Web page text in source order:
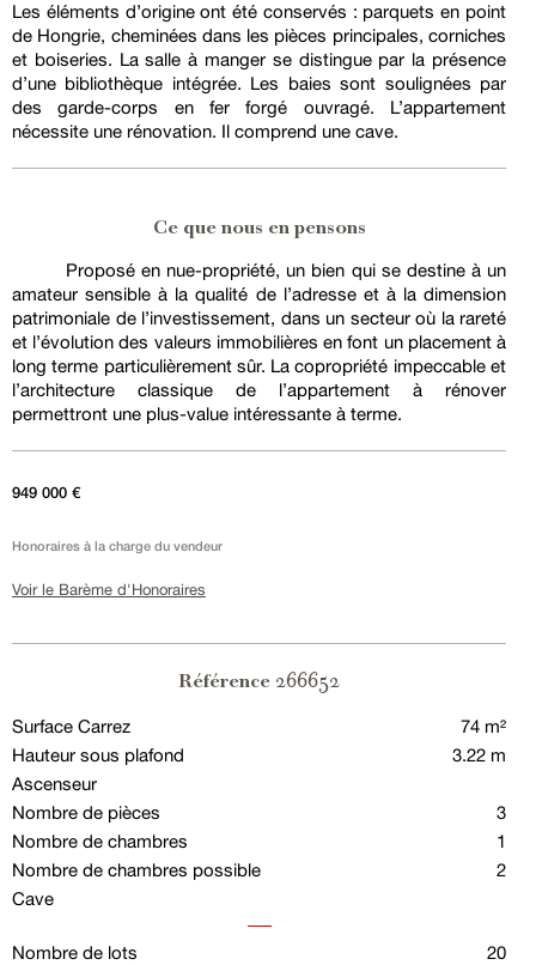
Les éléments d’origine ont été conservés : parquets en point
de Hongrie, cheminées dans les pièces principales, corniches
et boiseries. La salle à manger se distingue par la présence
d’une bibliothèque intégrée. Les baies sont soulignées par
des garde-corps en fer forgé ouvragé. L’appartement
nécessite une rénovation. Il comprend une cave.
Ce que nous en pensons
Proposé en nue-propriété, un bien qui se destine à un
amateur sensible à la qualité de l’adresse et à la dimension
patrimoniale de l’investissement, dans un secteur où la rareté
et l’évolution des valeurs immobilières en font un placement à
long terme particulièrement sûr. La copropriété impeccable et
l’architecture classique de l’appartement à rénover
permettront une plus-value intéressante à terme.
949 000 €
Honoraires à la charge du vendeur
Voir le Barème d'Honoraires
Référence 266652
Surface Carrez
74 m²
Hauteur sous plafond
3.22 m
Ascenseur
Nombre de pièces
3
Nombre de chambres
1
Nombre de chambres possible
2
Cave
Nombre de lots
20